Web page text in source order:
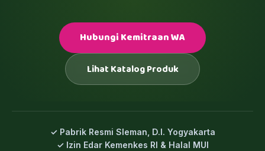
Hubungi Kemitraan WA
Lihat Katalog Produk
✓ Pabrik Resmi Sleman, D.I. Yogyakarta
✓ Izin Edar Kemenkes RI & Halal MUI